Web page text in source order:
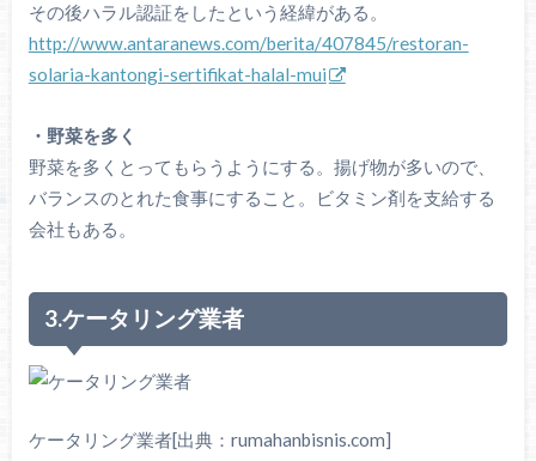
その後ハラル認証をしたという経緯がある。
http://www.antaranews.com/berita/407845/restoran-
solaria-kantongi-sertifikat-halal-mui
・野菜を多く
野菜を多くとってもらうようにする。揚げ物が多いので、
バランスのとれた食事にすること。ビタミン剤を支給する
会社もある。
3.ケータリング業者
ケータリング業者[出典：rumahanbisnis.com]